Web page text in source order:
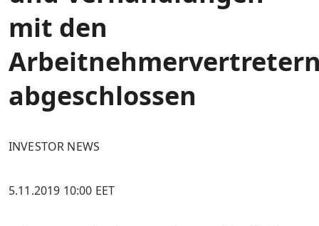
mit den
abgeschlossen
INVESTOR NEWS
5.11.2019 10:00 EET